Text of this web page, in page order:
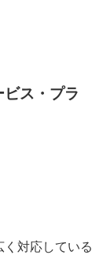
ス・プラ
対応している